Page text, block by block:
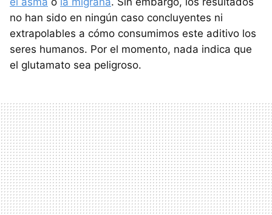
no han sido en ningún caso concluyentes ni
extrapolables a cómo consumimos este aditivo los
seres humanos. Por el momento, nada indica que
el glutamato sea peligroso.